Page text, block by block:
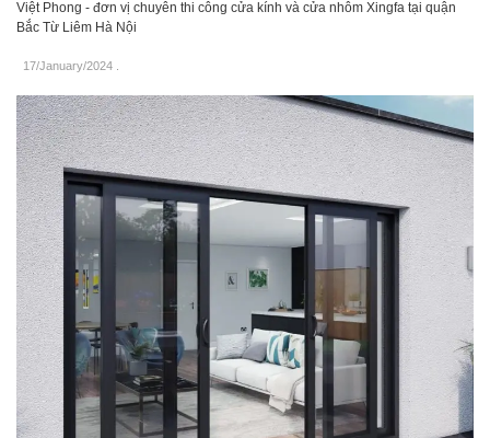
Việt Phong - đơn vị chuyên thi công cửa kính và cửa nhôm Xingfa tại quận
Bắc Từ Liêm Hà Nội
17/January/2024